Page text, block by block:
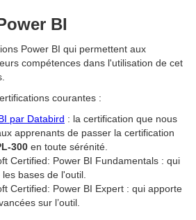
BI
Power BI qui permettent aux
compétences dans l'utilisation de cet
courantes :
par Databird : la certification que nous
apprenants de passer la certification
300 en toute sérénité.
Certified: Power BI Fundamentals : qui
bases de l'outil.
Certified: Power BI Expert : qui apporte
sur l’outil.